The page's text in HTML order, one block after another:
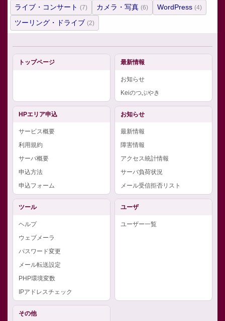
ライブ・コンサート (7) カメラ・写真 (6) WordPress (4)
ツーリング・ドライブ (2)
トップページ 最新情報
お知らせ
Keiのつぶやき
HPエリア申込
サービス概要
利用規約
サーバ概要
申込方法
申込フォーム
お知らせ
最新情報
障害情報
アクセス統計情報
サーバ負荷状況
メール受信拒否リスト
ツール
ヘルプ
ウェブメーラ
パスワード変更
メール転送設定
PHP環境変数
IPアドレスチェック
ユーザ
ユーザー一覧
その他